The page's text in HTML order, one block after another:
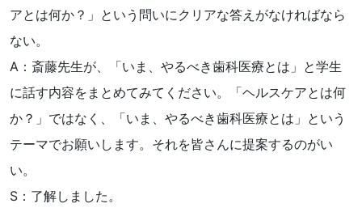
アとは何か？」という問いにクリアな答えがなければなら
ない。
A：斎藤先生が、「いま、やるべき歯科医療とは」と学生
に話す内容をまとめてみてください。「ヘルスケアとは何
か？」ではなく、「いま、やるべき歯科医療とは」という
テーマでお願いします。それを皆さんに提案するのがい
い。
S：了解しました。